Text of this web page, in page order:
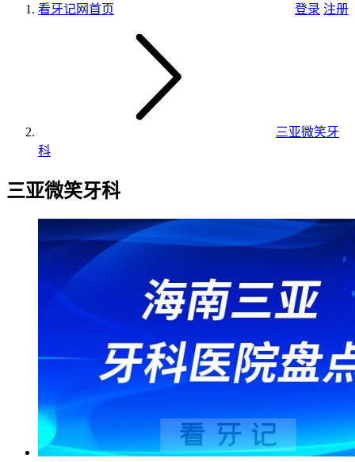
登录 注册
看牙记网首页
三亚微笑牙
科
三亚微笑牙科